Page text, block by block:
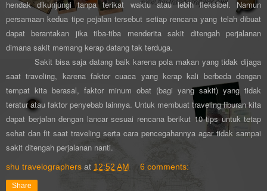
hendak dikunjungi tanpa terikat waktu atau lebih fleksibel. Namun
persamaan kedua tipe pejalan tersebut setiap rencana yang telah dibuat
dapat berantakan jika tiba-tiba menderita sakit ditengah perjalanan
dimana sakit memang kerap datang tak terduga.
Sakit bisa saja datang baik karena pola makan yang tidak dijaga
saat traveling, karena faktor cuaca yang kerap kali berbeda dengan
tempat kita berasal, faktor minum obat (bagi yang sakit) yang tidak
teratur atau faktor penyebab lainnya. Untuk membuat traveling liburan kita
dapat berjalan dengan lancar sesuai rencana berikut 10 tips untuk tetap
sehat dan fit saat traveling serta cara pencegahannya agar tidak sampai
sakit ditengah perjalanan nanti.
shu travelographers at 12:52 AM 6 comments:
Share